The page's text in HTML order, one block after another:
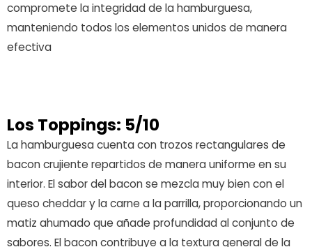
compromete la integridad de la hamburguesa,
manteniendo todos los elementos unidos de manera
efectiva
Los Toppings: 5/10
La hamburguesa cuenta con trozos rectangulares de
bacon crujiente repartidos de manera uniforme en su
interior. El sabor del bacon se mezcla muy bien con el
queso cheddar y la carne a la parrilla, proporcionando un
matiz ahumado que añade profundidad al conjunto de
sabores. El bacon contribuye a la textura general de la